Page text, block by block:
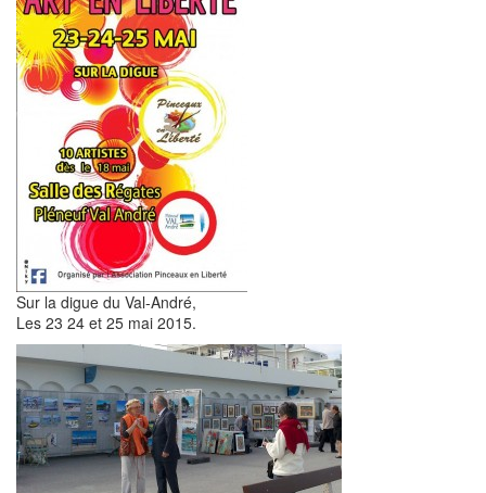
Sur la digue du Val-André,
Les 23 24 et 25 mai 2015.